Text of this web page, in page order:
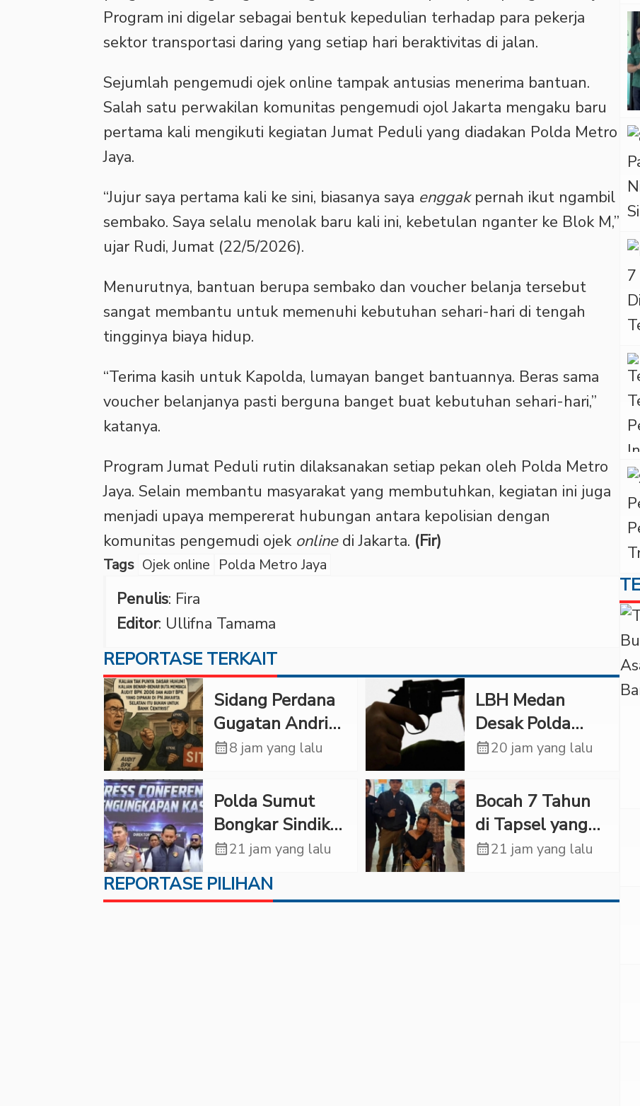
Program ini digelar sebagai bentuk kepedulian terhadap para pekerja
sektor transportasi daring yang setiap hari beraktivitas di jalan.
‎Sejumlah pengemudi ojek online tampak antusias menerima bantuan.
Salah satu perwakilan komunitas pengemudi ojol Jakarta mengaku baru
pertama kali mengikuti kegiatan Jumat Peduli yang diadakan Polda Metro
Jaya.
‎“Jujur saya pertama kali ke sini, biasanya saya enggakpernah ikut ngambil
sembako. Saya selalu menolak baru kali ini, kebetulan nganter ke Blok M,”
ujar Rudi, Jumat (22/5/2026).
‎Menurutnya, bantuan berupa sembako dan voucher belanja tersebut
sangat membantu untuk memenuhi kebutuhan sehari-hari di tengah
tingginya biaya hidup.
‎“Terima kasih untuk Kapolda, lumayan banget bantuannya. Beras sama
voucher belanjanya pasti berguna banget buat kebutuhan sehari-hari,”
katanya.
‎Program Jumat Peduli rutin dilaksanakan setiap pekan oleh Polda Metro
Jaya. Selain membantu masyarakat yang membutuhkan, kegiatan ini juga
menjadi upaya mempererat hubungan antara kepolisian dengan
komunitas pengemudi ojek onlinedi Jakarta. (Fir)
Tags Ojek online Polda Metro Jaya
Penulis: Fira
Editor: Ullifna Tamama
REPORTASE TERKAIT
Sidang Perdana
Gugatan Andri
Tedjadharma di
KPKNL dan
PUPN Mangkir
calendar_month8 jam yang lalu
LBH Medan
Desak Polda
Sumut Usut
Lorenza
calendar_month20 jam yang lalu
Polda Sumut
Bongkar Sindikat
Scamming
Internasional,
Korban Rugi
calendar_month21 jam yang lalu
Bocah 7 Tahun
di Tapsel yang
Ditemukan
Ternyata Korban
calendar_month21 jam yang lalu
REPORTASE PILIHAN